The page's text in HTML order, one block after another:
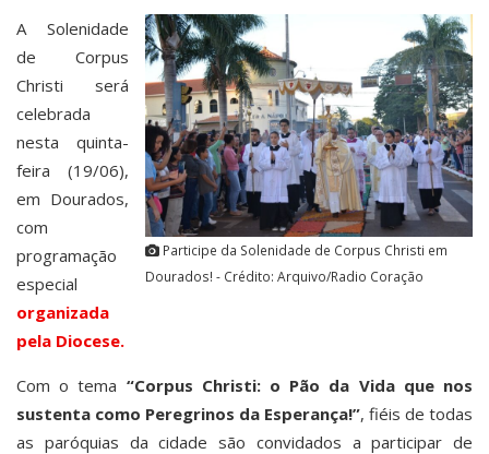
Participe da Solenidade de Corpus Christi em
Dourados! - Crédito: Arquivo/Radio Coração
A Solenidade
de Corpus
Christi será
celebrada
nesta quinta-
feira (19/06),
em Dourados,
com
programação
especial
organizada
pela Diocese.
Com o tema “Corpus Christi: o Pão da Vida que nos
sustenta como Peregrinos da Esperança!”, fiéis de todas
as paróquias da cidade são convidados a participar de